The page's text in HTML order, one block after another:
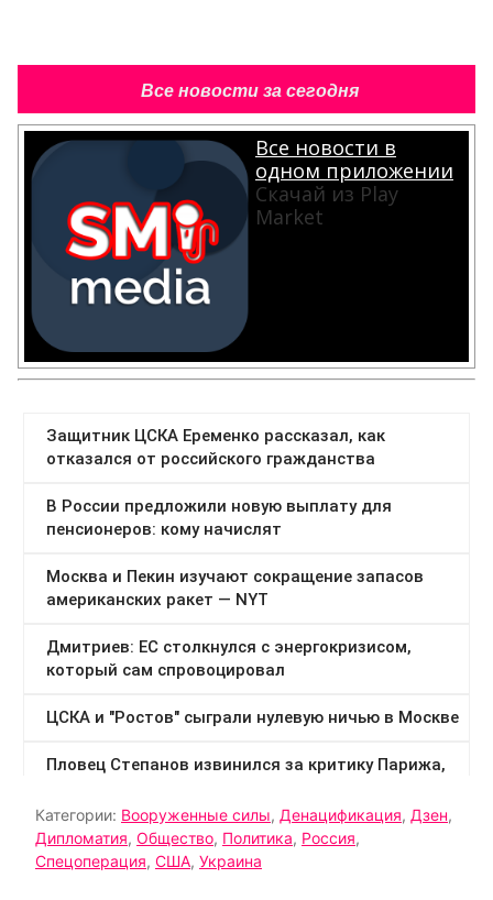
Все новости за сегодня
Все новости в
одном приложении
Скачай из Play
Market
Категории: Вооруженные силы, Денацификация, Дзен,
Дипломатия, Общество, Политика, Россия,
Спецоперация, США, Украина